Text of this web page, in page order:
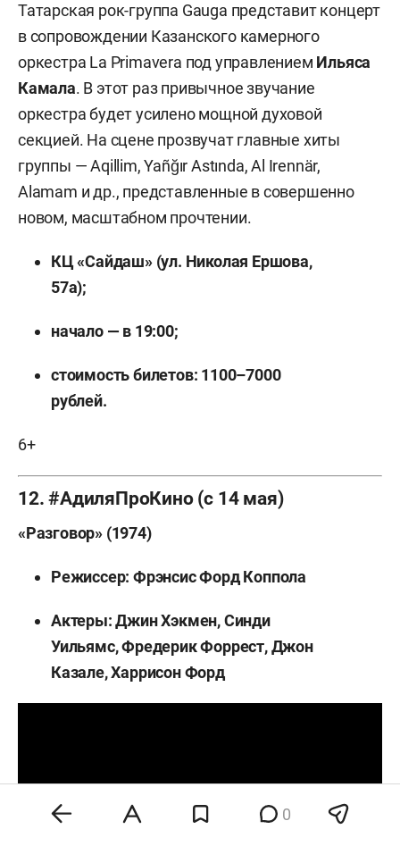
Татарская рок-группа Gauga представит концерт
в сопровождении Казанского камерного
оркестра La Primavera под управлением Ильяса
Камала. В этот раз привычное звучание
оркестра будет усилено мощной духовой
секцией. На сцене прозвучат главные хиты
группы — Aqillim, Yañğır Astında, Al Irennär,
Alamam и др., представленные в совершенно
новом, масштабном прочтении.
КЦ «Сайдаш» (ул. Николая Ершова,
57а);
начало — в 19:00;
стоимость билетов: 1100–7000
рублей.
6+
12. #АдиляПроКино (с 14 мая)
«Разговор» (1974)
Режиссер: Фрэнсис Форд Коппола
Актеры: Джин Хэкмен, Синди
Уильямс, Фредерик Форрест, Джон
Казале, Харрисон Форд
0